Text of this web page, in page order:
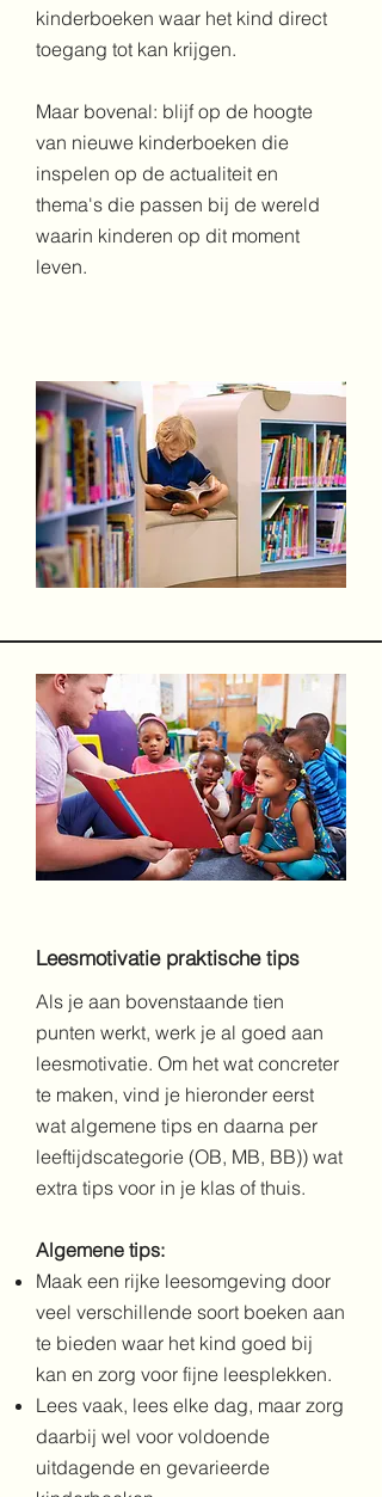
kinderboeken waar het kind direct
toegang tot kan krijgen.
Maar bovenal: blijf op de hoogte
van nieuwe kinderboeken die
inspelen op de actualiteit en
thema's die passen bij de wereld
waarin kinderen op dit moment
leven.
Leesmotivatie praktische tips
Als je aan bovenstaande tien
punten werkt, werk je al goed aan
leesmotivatie. Om het wat concreter
te maken, vind je hieronder eerst
wat algemene tips en daarna per
leeftijdscategorie (OB, MB, BB)) wat
extra tips voor in je klas of thuis.
Algemene tips:
Maak een rijke leesomgeving door
veel verschillende soort boeken aan
te bieden waar het kind goed bij
kan en zorg voor fijne leesplekken.
Lees vaak, lees elke dag, maar zorg
daarbij wel voor voldoende
uitdagende en gevarieerde